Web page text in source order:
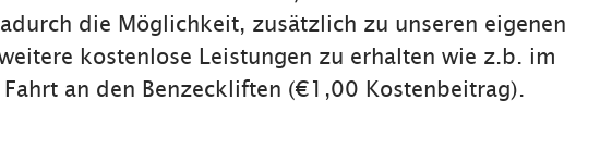
die Möglichkeit, zusätzlich zu unseren eigenen
kostenlose Leistungen zu erhalten wie z.b. im
an den Benzeckliften (€1,00 Kostenbeitrag).